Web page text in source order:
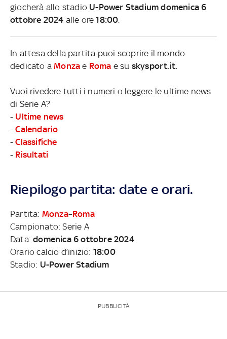
giocherà allo stadio U-Power Stadium domenica 6
ottobre 2024 alle ore18:00
In attesa della partita puoi scoprire il mondo
dedicato aMonza e Roma e su skysport.it.
Vuoi rivedere tutti i numeri o leggere le ultime news
di Serie A?
- Ultime news
-Calendario
-Classifiche
- Risultati
Riepilogo partita: date e orari.
Partita: Monza–Roma
Campionato: Serie A
Data:domenica 6 ottobre 2024
Orario calcio d’inizio: 18:00
Stadio: U-Power Stadium
PUBBLICITÀ